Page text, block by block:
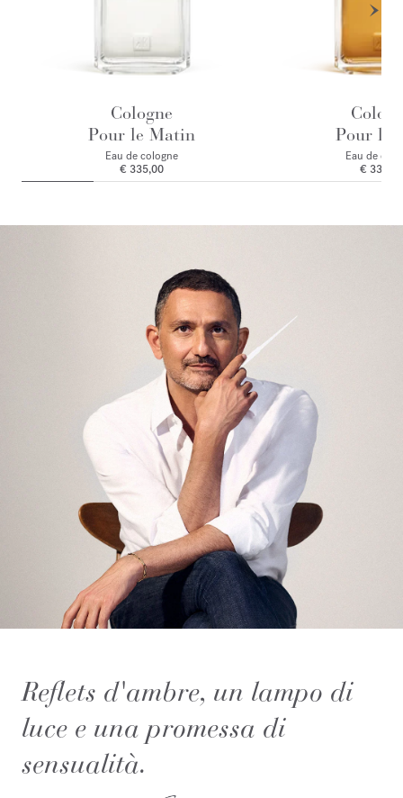
Cologne
Pour le Matin
Eau de cologne
€ 335,00
Pour le
Eau de
€ 335,00
Reflets d'ambre, un lampo di
luce e una promessa di
sensualità.